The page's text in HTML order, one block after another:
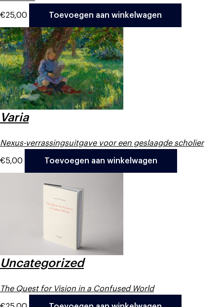
€25,00 Toevoegen aan winkelwagen
Varia
Nexus-verrassingsuitgave voor een geslaagde scholier
€5,00 Toevoegen aan winkelwagen
Uncategorized
The Quest for Vision in a Confused World